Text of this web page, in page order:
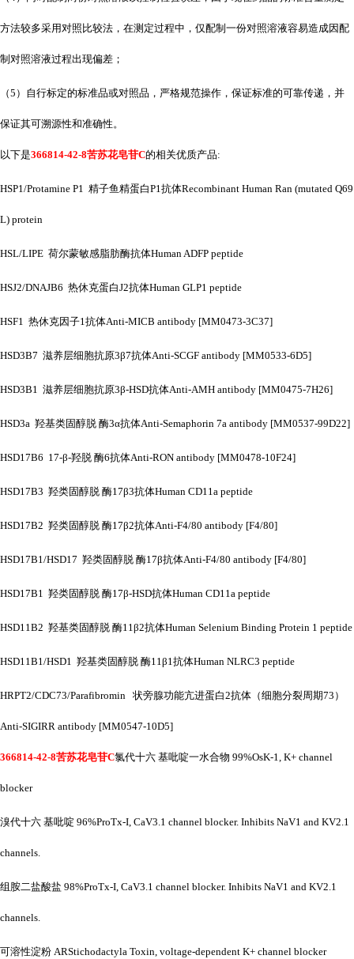
方法较多采用对照比较法，在测定过程中，仅配制一份对照溶液容易造成因配
制对照溶液过程出现偏差；
（5）自行标定的标准品或对照品，严格规范操作，保证标准的可靠传递，并
保证其可溯源性和准确性。
以下是366814-42-8苦苏花皂苷C的相关优质产品:
HSP1/Protamine P1 精子鱼精蛋白P1抗体Recombinant Human Ran (mutated Q69
L) protein
HSL/LIPE 荷尔蒙敏感脂肪酶抗体Human ADFP peptide
HSJ2/DNAJB6 热休克蛋白J2抗体Human GLP1 peptide
HSF1 热休克因子1抗体Anti-MICB antibody [MM0473-3C37]
HSD3B7 滋养层细胞抗原3β7抗体Anti-SCGF antibody [MM0533-6D5]
HSD3B1 滋养层细胞抗原3β-HSD抗体Anti-AMH antibody [MM0475-7H26]
HSD3a 羟基类固醇脱 酶3α抗体Anti-Semaphorin 7a antibody [MM0537-99D22]
HSD17B6 17-β-羟脱 酶6抗体Anti-RON antibody [MM0478-10F24]
HSD17B3 羟类固醇脱 酶17β3抗体Human CD11a peptide
HSD17B2 羟类固醇脱 酶17β2抗体Anti-F4/80 antibody [F4/80]
HSD17B1/HSD17 羟类固醇脱 酶17β抗体Anti-F4/80 antibody [F4/80]
HSD17B1 羟类固醇脱 酶17β-HSD抗体Human CD11a peptide
HSD11B2 羟基类固醇脱 酶11β2抗体Human Selenium Binding Protein 1 peptide
HSD11B1/HSD1 羟基类固醇脱 酶11β1抗体Human NLRC3 peptide
HRPT2/CDC73/Parafibromin 状旁腺功能亢进蛋白2抗体（细胞分裂周期73）
Anti-SIGIRR antibody [MM0547-10D5]
366814-42-8苦苏花皂苷C氯代十六 基吡啶一水合物 99%OsK-1, K+ channel
blocker
溴代十六 基吡啶 96%ProTx-I, CaV3.1 channel blocker. Inhibits NaV1 and KV2.1
channels.
组胺二盐酸盐 98%ProTx-I, CaV3.1 channel blocker. Inhibits NaV1 and KV2.1
channels.
可溶性淀粉 ARStichodactyla Toxin, voltage-dependent K+ channel blocker